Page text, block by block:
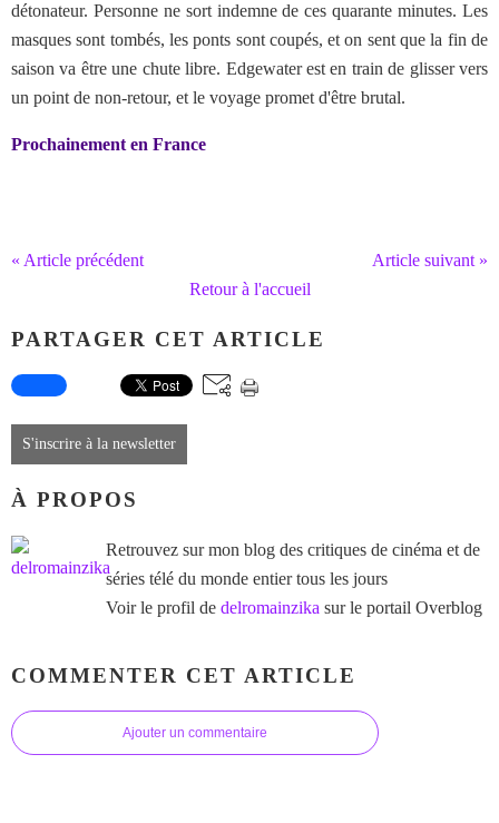
détonateur. Personne ne sort indemne de ces quarante minutes. Les
masques sont tombés, les ponts sont coupés, et on sent que la fin de
saison va être une chute libre. Edgewater est en train de glisser vers
un point de non-retour, et le voyage promet d'être brutal.
Prochainement en France
« Article précédent
Article suivant »
Retour à l'accueil
PARTAGER CET ARTICLE
S'inscrire à la newsletter
À PROPOS
Retrouvez sur mon blog des critiques de cinéma et de
séries télé du monde entier tous les jours
Voir le profil de delromainzika sur le portail Overblog
COMMENTER CET ARTICLE
Ajouter un commentaire